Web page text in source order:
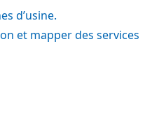
d’usine.
et mapper des services